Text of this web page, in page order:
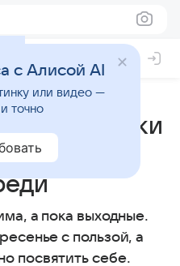
Mail Статьи
ноября: Раки
а пока выходные.
с пользой, а
посвятить себе.
с Алисой AI
или видео —
точно